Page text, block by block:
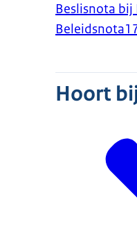
Beslisnota
Beleidsnota
Hoort